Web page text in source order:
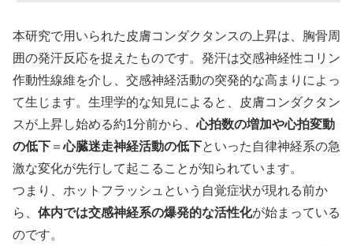
本研究で用いられた皮膚コンダクタンスの上昇は、胸骨周
囲の発汗反応を捉えたものです。発汗は交感神経性コリン
作動性線維を介し、交感神経活動の突発的な高まりによっ
て生じます。生理学的な知見によると、皮膚コンダクタン
スが上昇し始める約1分前から、心拍数の増加や心拍変動
の低下 ＝心臓迷走神経活動の低下といった自律神経系の急
激な変化が先行して起こることが知られています。
つまり、ホットフラッシュという自覚症状が現れる前か
ら、 体内では交感神経系の爆発的な活性化が始まっている
のです。